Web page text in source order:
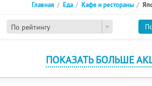
По рейтингу
Главная Еда Кафе и рестораны
ПОКАЗАТЬ БОЛЬШЕ